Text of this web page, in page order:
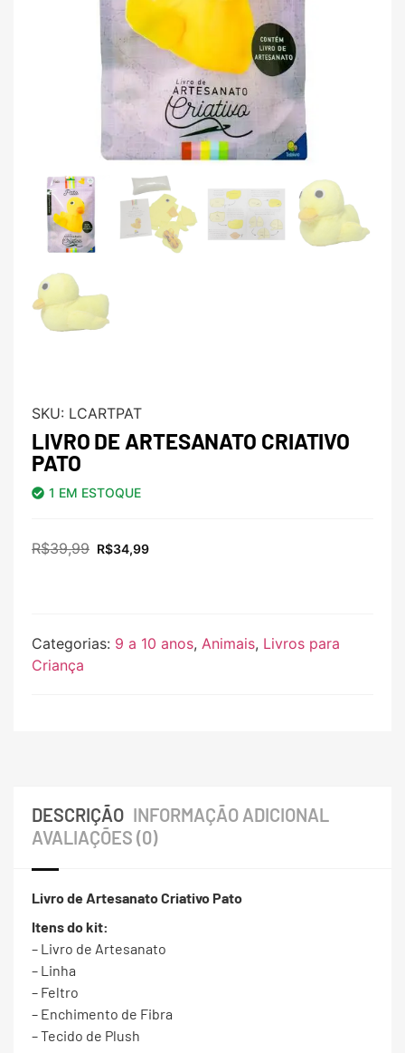
SKU: LCARTPAT
LIVRO DE ARTESANATO CRIATIVO
PATO
1 EM ESTOQUE
R$39,99 R$34,99
Categorias: 9 a 10 anos, Animais, Livros para
Criança
DESCRIÇÃO INFORMAÇÃO ADICIONAL
AVALIAÇÕES (0)
Livro de Artesanato Criativo Pato
Itens do kit:
– Livro de Artesanato
– Linha
– Feltro
– Enchimento de Fibra
– Tecido de Plush